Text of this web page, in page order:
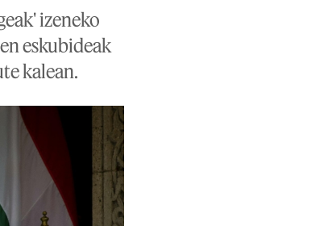
izeneko
eskubideak
kalean.